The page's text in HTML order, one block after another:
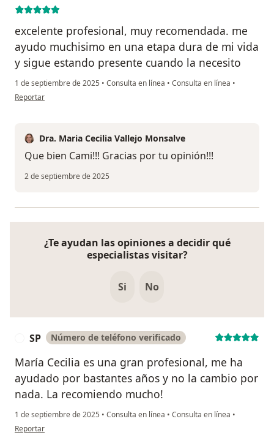
excelente profesional, muy recomendada. me
ayudo muchisimo en una etapa dura de mi vida
y sigue estando presente cuando la necesito
1 de septiembre de 2025 • Consulta en línea • Consulta en línea •
en opinión del usuario Camilo Espitia
Reportar
Dra. Maria Cecilia Vallejo Monsalve
Que bien Cami!!! Gracias por tu opinión!!!
2 de septiembre de 2025
¿Te ayudan las opiniones a decidir qué
especialistas visitar?
Si No
SP Número de teléfono verificado
María Cecilia es una gran profesional, me ha
ayudado por bastantes años y no la cambio por
nada. La recomiendo mucho!
1 de septiembre de 2025 • Consulta en línea • Consulta en línea •
en opinión del usuario SP
Reportar